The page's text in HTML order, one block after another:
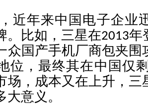
近年来中国电子企业
。比如，三星在2013
众国产手机厂商包夹围
位，最终其在中国仅
场，成本又在上升，三
意义。